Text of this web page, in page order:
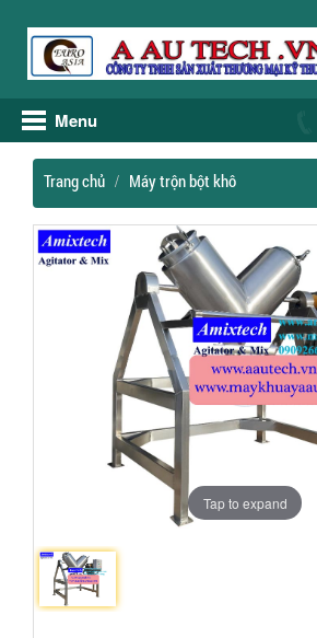
Menu
Trang chủ Máy trộn bột khô
Tap to expand